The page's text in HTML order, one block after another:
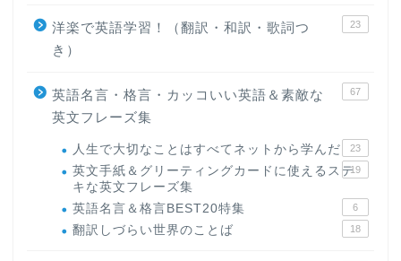
洋楽で英語学習！（翻訳・和訳・歌詞つ
き）
23
英語名言・格言・カッコいい英語＆素敵な
英文フレーズ集
67
人生で大切なことはすべてネットから学んだ 23
英文手紙＆グリーティングカードに使えるステ
キな英文フレーズ集
19
英語名言＆格言BEST20特集 6
翻訳しづらい世界のことば 18